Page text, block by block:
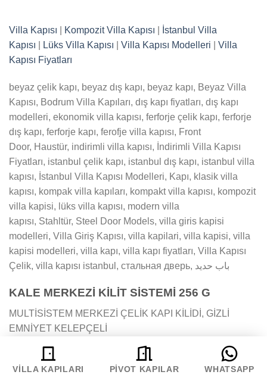
Villa Kapısı Kompozit Villa Kapısı
İstanbul Villa
Kapısı
Lüks Villa Kapısı Villa Kapısı Modelleri
Villa
Kapısı Fiyatları
beyaz çelik kapı, beyaz dış kapı, beyaz kapı, Beyaz Villa
Kapısı, Bodrum Villa Kapıları, dış kapı fiyatları, dış kapı
modelleri, ekonomik villa kapısı, ferforje çelik kapı, ferforje
dış kapı, ferforje kapı, ferofje villa kapısı, Front
Door, Haustür, indirimli villa kapısı, İndirimli Villa Kapısı
Fiyatları, istanbul çelik kapı, istanbul dış kapı, istanbul villa
kapısı, İstanbul Villa Kapısı Modelleri, Kapı, klasik villa
kapısı, kompak villa kapıları, kompakt villa kapısı, kompozit
villa kapisi, lüks villa kapısı, modern villa
kapısı, Stahltür, Steel Door Models, villa giris kapisi
modelleri, Villa Giriş Kapısı, villa kapilari, villa kapisi, villa
kapisi modelleri, villa kapı, villa kapı fiyatları, Villa Kapısı
Çelik, villa kapısı istanbul, стальная дверь, باب حديد
KALE MERKEZİ KİLİT SİSTEMİ 256 G
MULTİSİSTEM MERKEZİ ÇELİK KAPI KİLİDİ, GİZLİ
EMNİYET KELEPÇELİ
MULTI-POINT CENTRAL LOCKING SYSTEM FOR
STEEL DOORS WITH CONCEALED DOOR RETAINER
Teknik Bilgiler:
VILLA KAPILARI PIVOT KAPILAR WHATSAPP